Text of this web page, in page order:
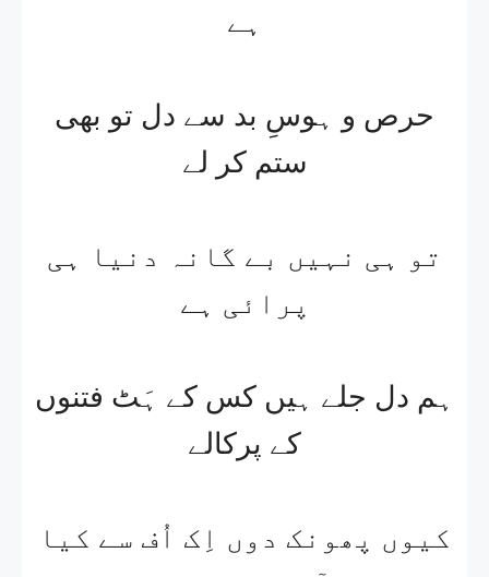
ہے
حرص و ہوسِ بد سے دل تو بھی
ستم کر لے
تو ہی نہیں بے گانہ دنیا ہی
پرائی ہے
ہم دل جلے ہیں کس کے ہَٹ فتنوں
کے پرکالے
کیوں پھونک دوں اِک اُف سے کیا